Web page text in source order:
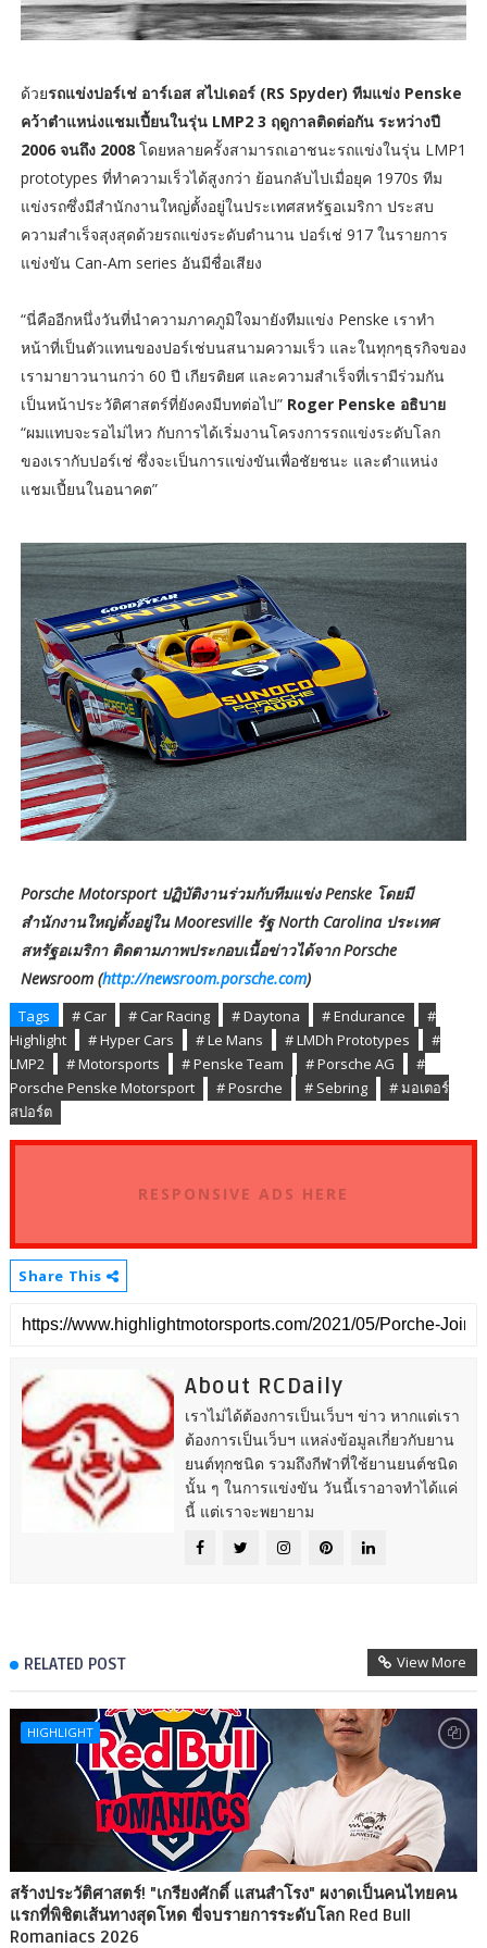
ด้วยรถแข่งปอร์เช่ อาร์เอส สไปเดอร์ (RS Spyder) ทีมแข่ง Penske
คว้าตำแหน่งแชมเปี้ยนในรุ่น LMP2 3 ฤดูกาลติดต่อกัน ระหว่างปี
2006 จนถึง 2008โดยหลายครั้งสามารถเอาชนะรถแข่งในรุ่น LMP1
prototypes ที่ทำความเร็วได้สูงกว่า ย้อนกลับไปเมื่อยุค 1970s ทีม
แข่งรถซึ่งมีสำนักงานใหญ่ตั้งอยู่ในประเทศสหรัฐอเมริกา ประสบ
ความสำเร็จสุงสุดด้วยรถแข่งระดับตำนาน ปอร์เช่ 917 ในรายการ
แข่งขัน Can-Am series อันมีชื่อเสียง
“นี่คืออีกหนึ่งวันที่นำความภาคภูมิใจมายังทีมแข่ง Penske เราทำ
หน้าที่เป็นตัวแทนของปอร์เช่บนสนามความเร็ว และในทุกๆธุรกิจของ
เรามายาวนานกว่า 60 ปี เกียรติยศ และความสำเร็จที่เรามีร่วมกัน
เป็นหน้าประวัติศาสตร์ที่ยังคงมีบทต่อไป” Roger Penske อธิบาย
“ผมแทบจะรอไม่ไหว กับการได้เริ่มงานโครงการรถแข่งระดับโลก
ของเรากับปอร์เช่ ซึ่งจะเป็นการแข่งขันเพื่อชัยชนะ และตำแหน่ง
แชมเปี้ยนในอนาคต”
Porsche Motorsport ปฏิบัติงานร่วมกับทีมแข่ง Penske โดยมี
สำนักงานใหญ่ตั้งอยู่ใน Mooresville รัฐ North Carolina ประเทศ
สหรัฐอเมริกา ติดตามภาพประกอบเนื้อข่าวได้จาก Porsche
Newsroom (http://newsroom.porsche.com)
Tags # Car # Car Racing # Daytona # Endurance
#
Highlight
# Hyper Cars # Le Mans # LMDh Prototypes
#
LMP2
# Motorsports # Penske Team # Porsche AG
#
Porsche Penske Motorsport
# Posrche # Sebring
# มอเตอร์
สปอร์ต
RESPONSIVE ADS HERE
Share This
About RCDaily
เราไม่ได้ต้องการเป็นเว็บฯ ข่าว หากแต่เรา
ต้องการเป็นเว็บฯ แหล่งข้อมูลเกี่ยวกับยาน
ยนต์ทุกชนิด รวมถึงกีฬาที่ใช้ยานยนต์ชนิด
นั้น ๆ ในการแข่งขัน วันนี้เราอาจทำได้แค่
นี้ แต่เราจะพยายาม
RELATED POST View More
HIGHLIGHT
​สร้างประวัติศาสตร์! "เกรียงศักดิ์ แสนสำโรง" ผงาดเป็นคนไทยคน
แรกที่พิชิตเส้นทางสุดโหด ขี่จบรายการระดับโลก Red Bull
Romaniacs 2026